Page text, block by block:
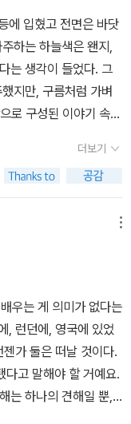
랜드는 언제나 단어들
운 자기만의 것을 이어
에 그려지게 만들기
역가이자 출판사 사장
듣고 마법에 걸린 듯
맹이였다. 언어의 울
별하고 새로운 언어를
부 판정을 받게 된다.
들이 다시 살아나기
때의 감정을 글로 담
다. 지나고 나서야 알
볼 수 있는 시간을 가
시간에 가까웠을 그에
. 암 진단을 받은 그의
와 똑같아진 것이다.
는 행복한 감정으로
기분이지 않았을까?
빠졌고, 아내를 따라
하나 아들 하나를 키
예정이다. 즐거운 삶
예전만큼 즐겁지 않
번역하는 일은 그만하
후로 레이랜드는 남은
지만, 이제까지 한 번도
런 가운데 레이랜드
게 된다. 오랫동안 신
갚을 일도 생기고, 소
다. <언어의 무게>는
원작 소설 <리스본행
에 선보인 장편소설이
이 인터넷서점 책 소개
(반전을 모르고 읽었
반전이 무엇인지 이
판정 후 남은 '삶'을 어
에 입혔고 전면은 바닷
하는 하늘색은 왠지,
는 생각이 들었다. 그
지만, 구름처럼 가벼
로 구성된 이야기 속에
미상관 구조로 책의
, 앞뒤를 여닫는 구조
이 구조를 맞이할 때 편
고 만족하게 된다. 심지
반가웠고.주인공인 레
양한 언어를 읽어내려
에, 언어 덕분에 사람
않는 게 인생이니까. 어
운 고통으로 검사를 받
에도 최선을 다해서, 존
에 오진이었음이 밝혀
두리째 바꿨다.물론, 그
더보기
우는 게 의미가 없다는
, 런던에, 영국에 있었
가 둘은 떠날 것이다.
다고 말해야 할 거예요.
는 하나의 견해일 뿐,